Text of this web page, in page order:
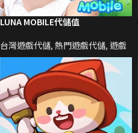
LUNA MOBILE代儲值
台灣遊戲代儲, 熱門遊戲代儲, 遊戲